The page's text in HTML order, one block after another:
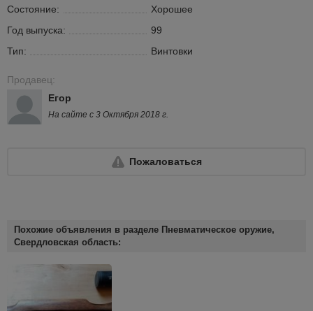
Состояние:
Хорошее
Год выпуска:
99
Тип:
Винтовки
Продавец:
Егор
На сайте с 3 Октября 2018 г.
Пожаловаться
Похожие объявления в разделе Пневматическое оружие,
Свердловская область: